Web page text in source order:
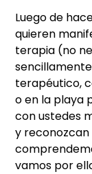
Luego de
quieren
terapia (no
terapéutico,
o en la playa
con ustedes
y reconozcan
vamos por